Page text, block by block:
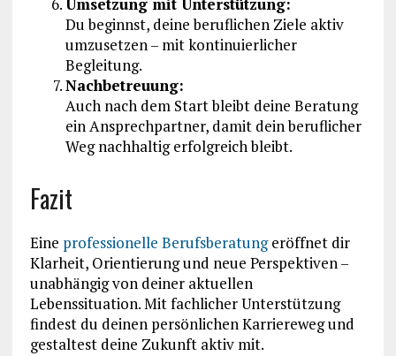
Umsetzung mit Unterstützung:
Du beginnst, deine beruflichen Ziele aktiv
umzusetzen – mit kontinuierlicher
Begleitung.
Nachbetreuung:
Auch nach dem Start bleibt deine Beratung
ein Ansprechpartner, damit dein beruflicher
Weg nachhaltig erfolgreich bleibt.
Fazit
Eine professionelle Berufsberatungeröffnet dir
Klarheit, Orientierung und neue Perspektiven –
unabhängig von deiner aktuellen
Lebenssituation. Mit fachlicher Unterstützung
findest du deinen persönlichen Karriereweg und
gestaltest deine Zukunft aktiv mit.